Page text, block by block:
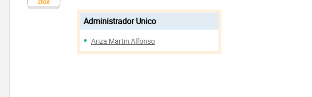
2026
Administrador Unico
Ariza Martin Alfonso